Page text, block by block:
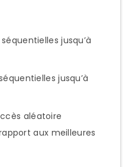
jusqu’à
jusqu’à
aléatoire
aux meilleures